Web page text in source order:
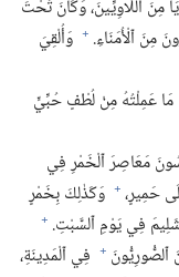
مِنَ ٱللَّاوِيِّينَ،‏ وَكَانَ تَحْتَ
مِنَ ٱلْأُمَنَاءِ.‏ + وَأُلْقِيَ
مَا عَمِلْتُهُ مِنْ لُطْفٍ حُبِّيٍّ
مَعَاصِرَ ٱلْخَمْرِ فِي
حَمِيرٍ،‏ + وَكَذٰلِكَ بِخَمْرٍ
فِي يَوْمِ ٱلسَّبْتِ.‏ +
+ فِي ٱلْمَدِينَةِ،‏